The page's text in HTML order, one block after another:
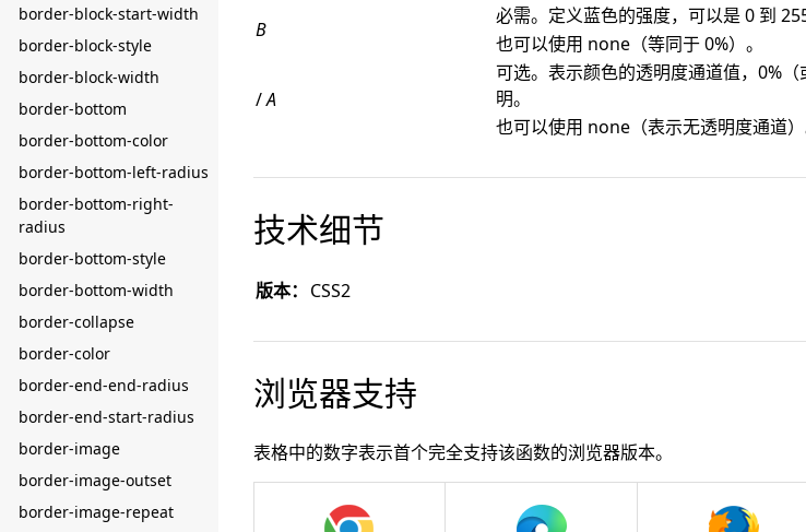
border-block-start-width
border-block-style
border-block-width
border-bottom
border-bottom-color
border-bottom-left-radius
border-bottom-right-
radius
border-bottom-style
border-bottom-width
border-collapse
border-color
border-end-end-radius
border-end-start-radius
border-image
border-image-outset
border-image-repeat
B
必需。定义蓝色的强度，可以是 0 到
也可以使用 none（等同于 0%）。
/A
可选。表示颜色的透明度通道值，0%
明。
也可以使用 none（表示无透明度通道）
技术细节
版本： CSS2
浏览器支持
表格中的数字表示首个完全支持该函数的浏览器版本。